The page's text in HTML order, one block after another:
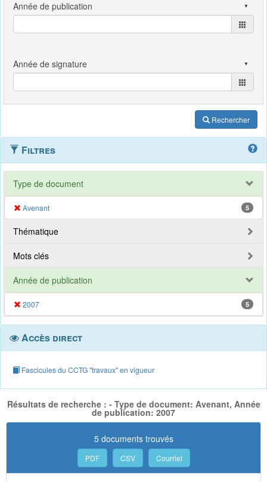
Rechercher
Filtres
Type de document
Avenant 5
Thématique
Mots clés
Année de publication
2007 5
Accès direct
Fascicules du CCTG "travaux" en vigueur
Résultats de recherche : - Type de document: Avenant, Année
de publication: 2007
5 documents trouvés
PDF CSV Courriel